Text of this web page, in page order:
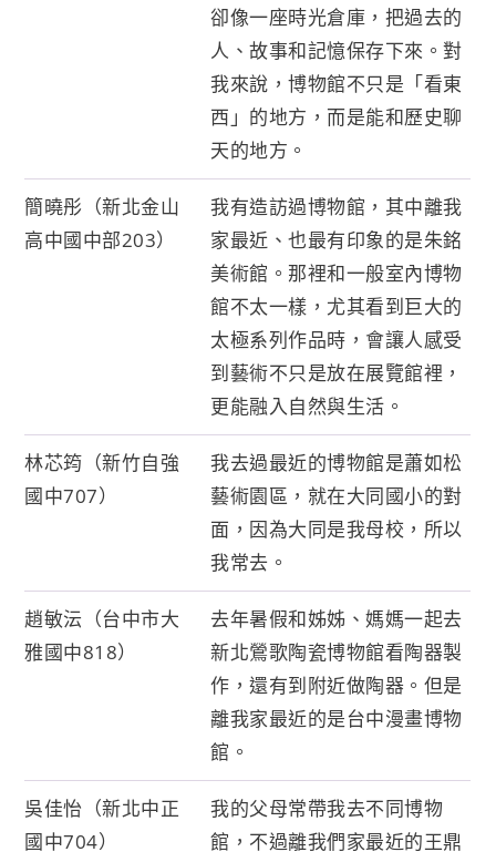
卻像一座時光倉庫，把過去的
人、故事和記憶保存下來。對
我來說，博物館不只是「看東
西」的地方，而是能和歷史聊
天的地方。
簡曉彤（新北金山
高中國中部203）
我有造訪過博物館，其中離我
家最近、也最有印象的是朱銘
美術館。那裡和一般室內博物
館不太一樣，尤其看到巨大的
太極系列作品時，會讓人感受
到藝術不只是放在展覽館裡，
更能融入自然與生活。
林芯筠（新竹自強
國中707）
我去過最近的博物館是蕭如松
藝術園區，就在大同國小的對
面，因為大同是我母校，所以
我常去。
趙敏沄（台中市大
雅國中818）
去年暑假和姊姊、媽媽一起去
新北鶯歌陶瓷博物館看陶器製
作，還有到附近做陶器。但是
離我家最近的是台中漫畫博物
館。
吳佳怡（新北中正
國中704）
我的父母常帶我去不同博物
館，不過離我們家最近的王鼎